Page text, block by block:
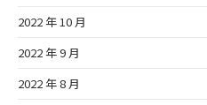
2022 年 10 月
2022 年 9 月
2022 年 8 月